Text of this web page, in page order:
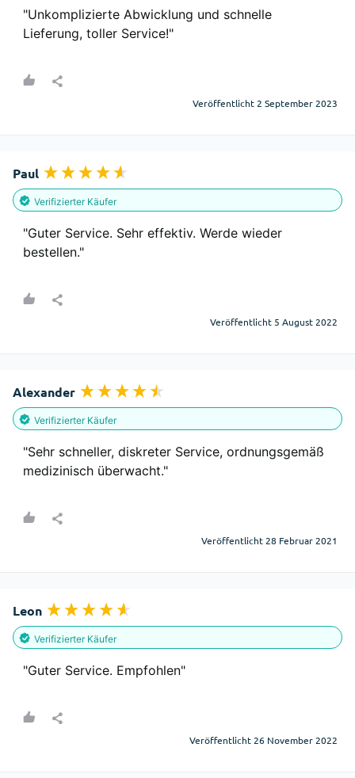
"Unkomplizierte Abwicklung und schnelle
Lieferung, toller Service!"
Veröffentlicht 2 September 2023
Paul
Verifizierter Käufer
"Guter Service. Sehr effektiv. Werde wieder
bestellen."
Veröffentlicht 5 August 2022
Alexander
Verifizierter Käufer
"Sehr schneller, diskreter Service, ordnungsgemäß
medizinisch überwacht."
Veröffentlicht 28 Februar 2021
Leon
Verifizierter Käufer
"Guter Service. Empfohlen"
Veröffentlicht 26 November 2022